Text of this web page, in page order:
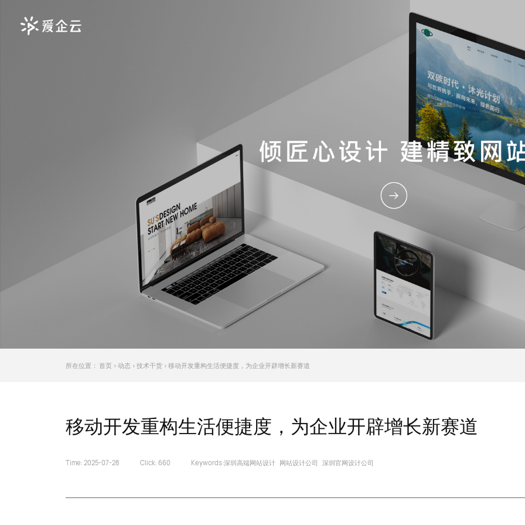
深圳网站设计
帮助企业拓展网络行销渠道
定制移动互联网营销微网站
微信小程序开发
全行业小程序开发解决方案
小程序/APP开发
构建移动互联网全生态链
电商系统开发
拥有丰富开发经验七年电商开发经
服务理念
专注于创意设计和传播应用
全流程服务
高端网站设计，为客户定制化服务
行业动态 网站设计 技
所在位置： 首页 > 动态> 技术干货> 移动开发重构生活便捷度，为企业开辟增长新赛道
移动开发重构生活便捷度，为企业开辟增长新赛道
Time: 2025-07-28 Click: 660 Keywords:深圳高端网站设计 网站设计公司 深圳官网设计公司